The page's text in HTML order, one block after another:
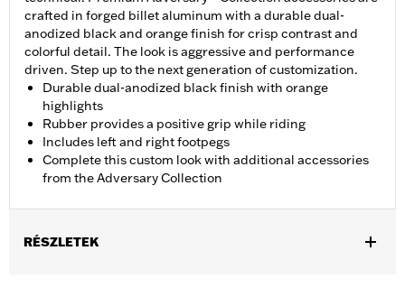
crafted in forged billet aluminum with a durable dual-
anodized black and orange finish for crisp contrast and
colorful detail. The look is aggressive and performance
driven. Step up to the next generation of customization.
Durable dual-anodized black finish with orange
highlights
Rubber provides a positive grip while riding
Includes left and right footpegs
Complete this custom look with additional accessories
from the Adversary Collection
RÉSZLETEK